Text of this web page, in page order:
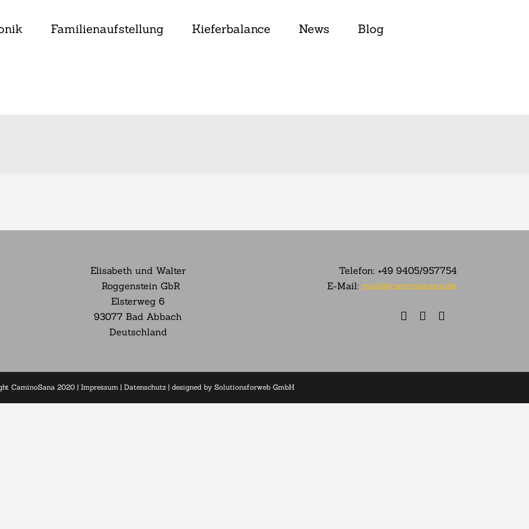
Familienaufstellung Kieferbalance News Blog
Elisabeth und Walter
Roggenstein GbR
Elsterweg6
93077 Bad Abbach
Deutschland
Telefon: +49 9405/957754
E-Mail: mail@caminosana.de
CaminoSana 2020 | Impressum| Datenschutz| designed by Solutionsforweb GmbH